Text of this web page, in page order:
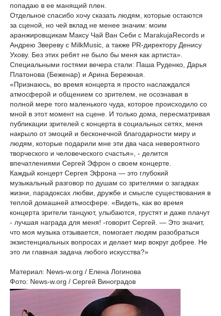
попадаю в ее манящий плен.
Отдельное спасибо хочу сказать людям, которые остаются
за сценой, но чей вклад не менее значим: моим
аранжировщикам Максу Чай Ван Себи с MarakujaRecords и
Андрею Звереву с MilkMusic, а также PR-директору Денису
Ухову. Без этих ребят не было бы меня как артиста».
Специальными гостями вечера стали: Паша Руденко, Дарья
Платонова (Беженар) и Арина Бережная.
«Признаюсь, во время концерта я просто наслаждался
атмосферой и общением со зрителем, не осознавая в
полной мере того маленького чуда, которое происходило со
мной в этот момент на сцене. И только дома, пересматривая
публикации зрителей с концерта в социальных сетях, меня
накрыло от эмоций и бесконечной благодарности миру и
людям, которые подарили мне эти два часа невероятного
творческого и человеческого счастья», - делится
впечатлениями Сергей Эфрон о своем концерте.
Каждый концерт Сергея Эфрона — это глубокий
музыкальный разговор по душам со зрителями о загадках
жизни, парадоксах любви, дружбе и смысле существования в
теплой домашней атмосфере. «Видеть, как во время
концерта зрители танцуют, улыбаются, грустят и даже плачут
- лучшая награда для меня! -говорит Сергей. — Это значит,
что моя музыка отзывается, помогает людям разобраться
экзистенциальных вопросах и делает мир вокруг добрее. Не
это ли главная задача любого искусства?»
Материал: News-w.org / Елена Логинова
Фото: News-w.org / Сергей Виноградов